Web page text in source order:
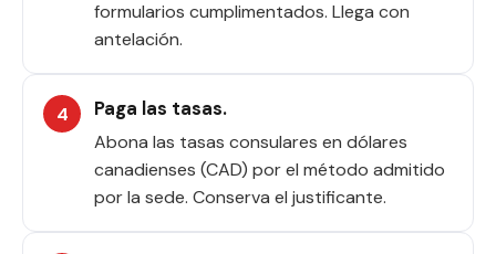
formularios cumplimentados. Llega con
antelación.
Paga las tasas.
Abona las tasas consulares en dólares
canadienses (CAD) por el método admitido
por la sede. Conserva el justificante.